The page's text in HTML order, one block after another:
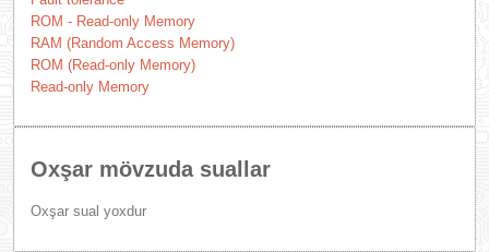
ROM - Read-only Memory
RAM (Random Access Memory)
ROM (Read-only Memory)
Read-only Memory
Oxşar mövzuda suallar
Oxşar sual yoxdur